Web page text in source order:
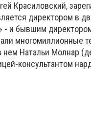
Красиловский,
директором в
- и бывшим
многомиллионные
нем Натальи Молнар
консультантом